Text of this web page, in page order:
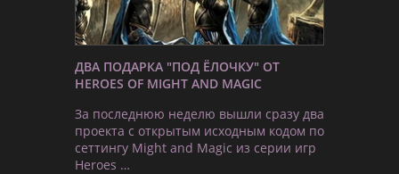
ДВА ПОДАРКА "ПОД ЁЛОЧКУ" ОТ
HEROES OF MIGHT AND MAGIC
За последнюю неделю вышли сразу два
проекта с открытым исходным кодом по
сеттингу Might and Magic из серии игр
Heroes …